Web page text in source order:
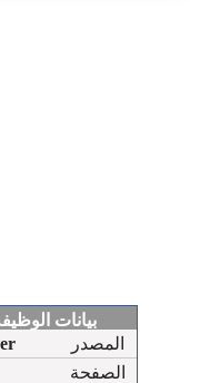
بيانات الوظيفة
المصدر
الصفحة